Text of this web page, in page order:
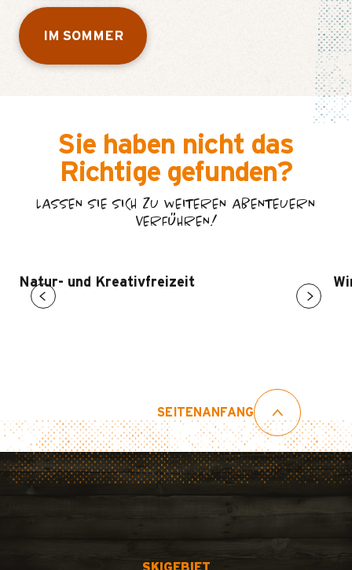
IM SOMMER
Sie haben nicht das
Richtige gefunden?
LASSEN SIE SICH ZU WEITEREN ABENTEUERN
VERFÜHREN!
Natur- und Kreativfreizeit
SEITENANFANG